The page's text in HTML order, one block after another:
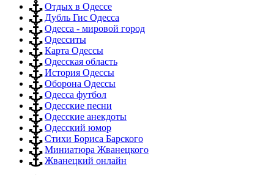
Отдых в Одессе
Дубль Гис Одесса
Одесса - мировой город
Одесситы
Карта Одессы
Одесская область
История Одессы
Оборона Одессы
Одесса футбол
Одесские песни
Одесские анекдоты
Одесский юмор
Стихи Бориса Барского
Миниатюра Жванецкого
Жванецкий онлайн